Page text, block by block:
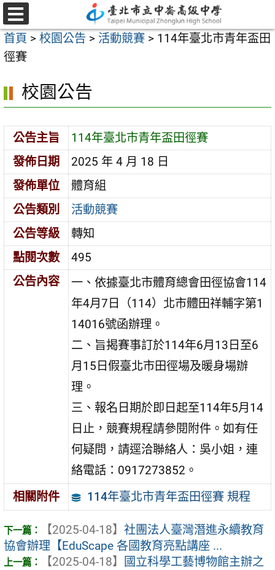
跳
至
主
要
容
選
單
首頁 > 校園公告 > 活動競賽 > 114年臺北市青年盃田
徑賽
校園公告
公告主旨
114年臺北市青年盃田徑賽
發佈日期
2025 年 4 月 18 日
發佈單位
體育組
公告類別
活動競賽
公告等級
轉知
點閱次數
495
公告內容
一、依據臺北市體育總會田徑協會114
年4月7日（114）北市體田祥輔字第1
14016號函辦理。
二、旨揭賽事訂於114年6月13日至6
月15日假臺北市田徑場及暖身場辦
理。
三、報名日期於即日起至114年5月14
日止，競賽規程請參閱附件。如有任
何疑問，請逕洽聯絡人：吳小姐，連
絡電話：0917273852。
相關附件
114年臺北市青年盃田徑賽 規程
【2025-04-18】 社團法人臺灣潛進永續教育
協會辦理【EduScape 各國教育亮點講座 ...
【2025-04-18】
國立科學工藝博物館主辦之